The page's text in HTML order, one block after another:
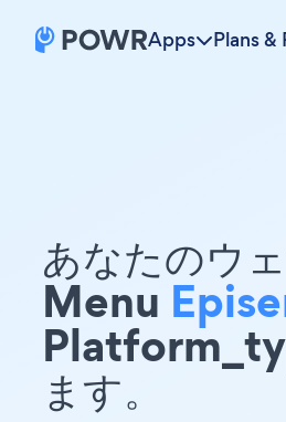
Apps Plans &
あなたのウ
Menu
ます。